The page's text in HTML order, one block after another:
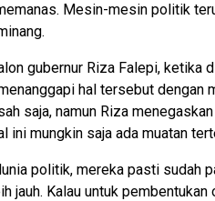
Mesin-mesin politik
gubernur Riza Falepi, ketika
hal tersebut dengan
saja, namun Riza
ini mungkin saja ada muatan
politik, mereka pasti sudah
jauh. Kalau untuk